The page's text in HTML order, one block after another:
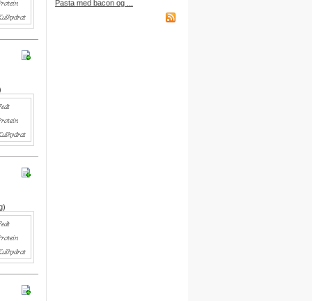
købt et abonnement.
Pasta med bacon og ...